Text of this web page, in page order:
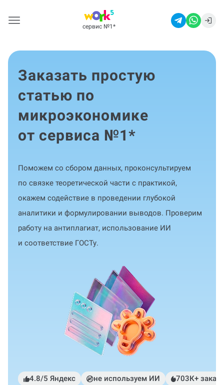
сервис №1 *
Заказать простую
статью по
микроэкономике
от сервиса №1*
Поможем со сбором данных, проконсультируем
по связке теоретической части с практикой,
окажем содействие в проведении глубокой
аналитики и формулировании выводов. Проверим
работу на антиплагиат, использование ИИ
и соответствие ГОСТу.
4.8/5 Яндекс не используем ИИ 703К+